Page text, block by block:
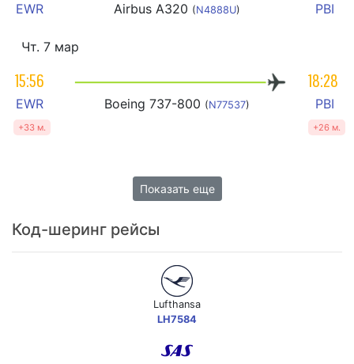
EWR Airbus A320 (N4888U) PBI
Чт. 7 мар
15:56 18:28
EWR
+33 м.
Boeing 737-800 (N77537) PBI
+26 м.
Показать еще
Код-шеринг рейсы
Lufthansa
LH7584